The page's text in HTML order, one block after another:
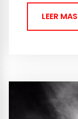
LEER MAS